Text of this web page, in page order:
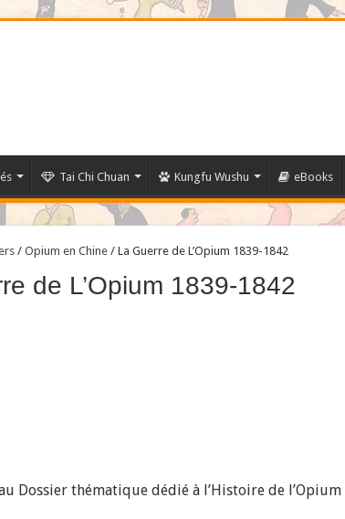
Tai Chi Chuan Kungfu Wushu eBooks
/ Opium en Chine / La Guerre de L’Opium 1839-1842
de L’Opium 1839-1842
Dossier thématique dédié à l’Histoire de l’Opium